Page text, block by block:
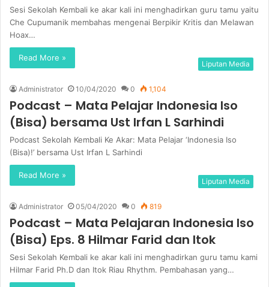
Sesi Sekolah Kembali ke akar kali ini menghadirkan guru tamu yaitu
Che Cupumanik membahas mengenai Berpikir Kritis dan Melawan
Hoax…
Read More »
Liputan Media
Administrator 10/04/2020 0 1,104
Podcast – Mata Pelajar Indonesia Iso
(Bisa) bersama Ust Irfan L Sarhindi
Podcast Sekolah Kembali Ke Akar: Mata Pelajar ‘Indonesia Iso
(Bisa)!’ bersama Ust Irfan L Sarhindi
Read More »
Liputan Media
Administrator 05/04/2020 0 819
Podcast – Mata Pelajaran Indonesia Iso
(Bisa) Eps. 8 Hilmar Farid dan Itok
Sesi Sekolah Kembali ke akar kali ini menghadirkan guru tamu kami
Hilmar Farid Ph.D dan Itok Riau Rhythm. Pembahasan yang…